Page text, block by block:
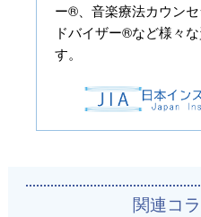
ー®、音楽療法カウン
ドバイザー®など様々
す。
関連コ